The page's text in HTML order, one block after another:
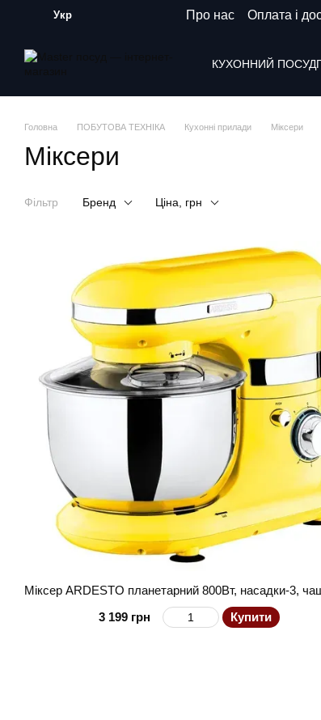
Перейти до основного контенту
Укр Про нас Оплата і
КУХОННИЙ ПОСУД
Головна ПОБУТОВА ТЕХНІКА Кухонні прилади Міксери
Міксери
Фільтр Бренд Ціна, грн
3 199 грн
Купити